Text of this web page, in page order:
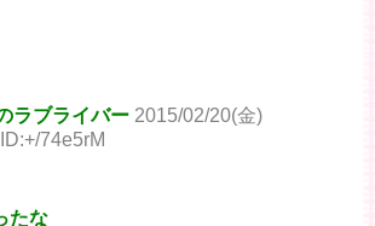
ラブライバー 2015/02/20(金)
74e5rM
たな